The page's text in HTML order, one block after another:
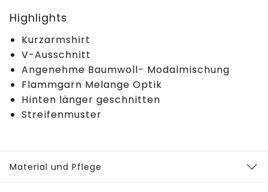
Highlights
Kurzarmshirt
V-Ausschnitt
Angenehme Baumwoll- Modalmischung
Flammgarn Melange Optik
Hinten länger geschnitten
Streifenmuster
Material und Pflege